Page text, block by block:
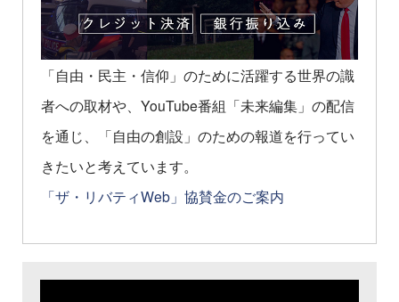
「自由・民主・信仰」のために活躍する世界の識
者への取材や、YouTube番組「未来編集」の配信
を通じ、「自由の創設」のための報道を行ってい
きたいと考えています。
「ザ・リバティWeb」協賛金のご案内